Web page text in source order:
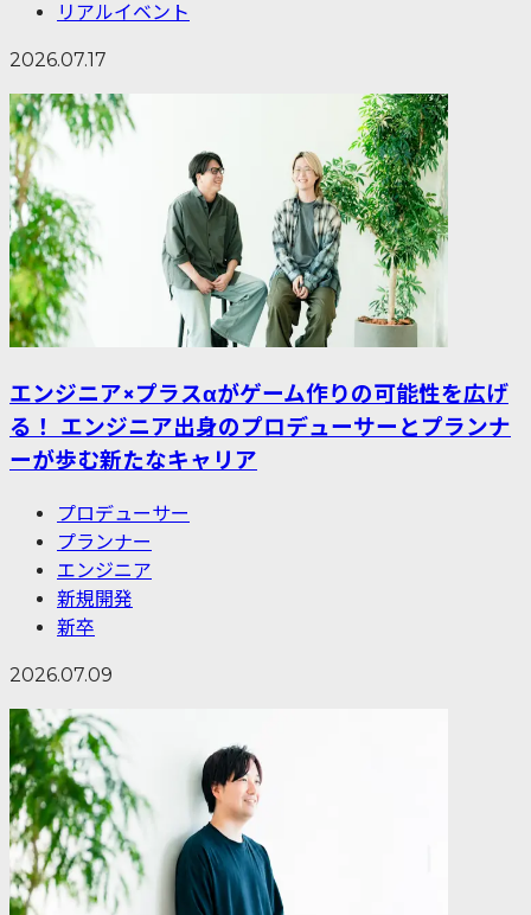
リアルイベント
2026.07.17
エンジニア×プラスαがゲーム作りの可能性を広げ
る！ エンジニア出身のプロデューサーとプランナ
ーが歩む新たなキャリア
プロデューサー
プランナー
エンジニア
新規開発
新卒
2026.07.09